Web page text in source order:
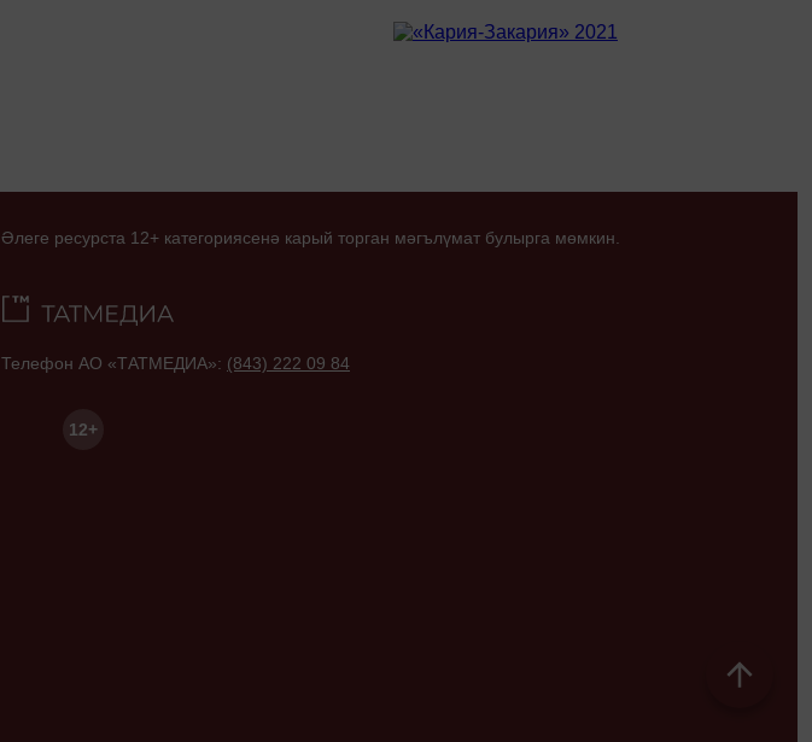
Әлеге ресурста 12+ категориясенә карый торган мәгълүмат булырга мөмкин.
Телефон АО «ТАТМЕДИА»: (843) 222 09 84
12+